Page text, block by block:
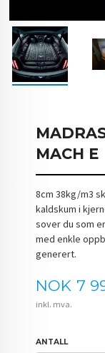
MACH E
8cm 38kg/m3
kaldskum i
sover du som
med enkle
generert.
Pris
NOK 7
inkl. mva.
ANTALL